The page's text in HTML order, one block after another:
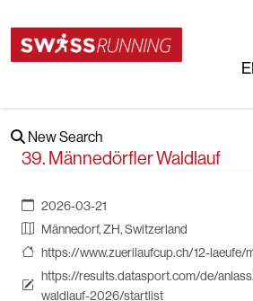
New Search
39. Männedörfler Waldlauf
2026-03-21
Männedorf, ZH, Switzerland
https://www.zuerilaufcup.ch/12-laeufe/
https://results.datasport.com/de/
waldlauf-2026/startlist